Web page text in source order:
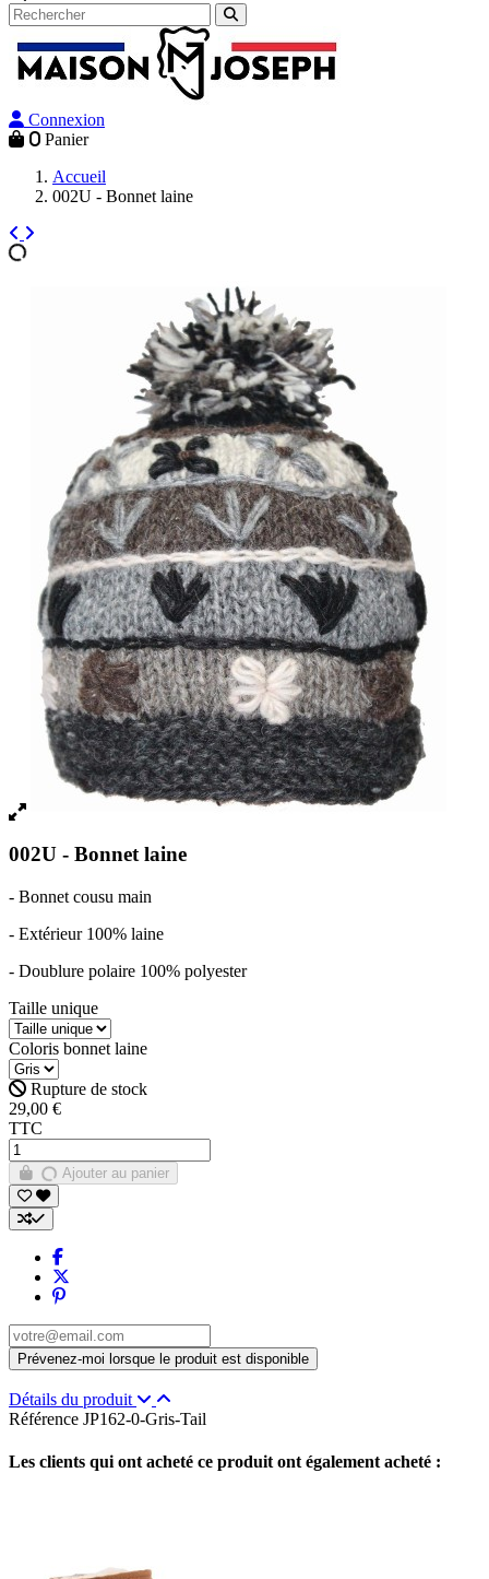
Connexion
0 Panier
Accueil
002U - Bonnet laine
002U - Bonnet laine
- Bonnet cousu main
- Extérieur 100% laine
- Doublure polaire 100% polyester
Taille unique
Coloris bonnet laine
Rupture de stock
29,00 €
TTC
Ajouter au panier
Détails du produit
Référence JP162-0-Gris-Tail
Les clients qui ont acheté ce produit ont également acheté :